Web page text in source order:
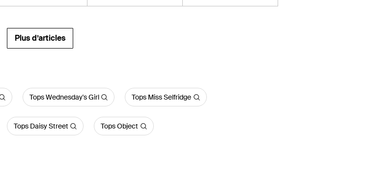
Plus d’articles
Tops Wednesday's Girl Tops Miss Selfridge
Tops Daisy Street Tops Object